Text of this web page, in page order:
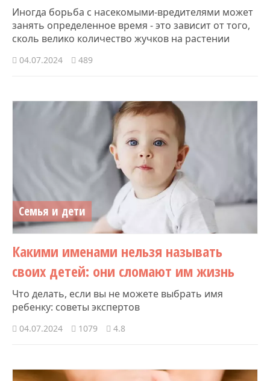
Иногда борьба с насекомыми-вредителями может
занять определенное время - это зависит от того,
сколь велико количество жучков на растении
04.07.2024 489
Семья и дети
Какими именами нельзя называть
своих детей: они сломают им жизнь
Что делать, если вы не можете выбрать имя
ребенку: советы экспертов
04.07.2024 1079 4.8